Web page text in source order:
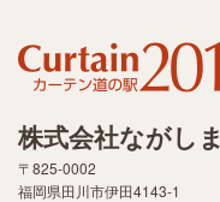
株式会社ながしま
〒825-0002
福岡県田川市伊田4143-1